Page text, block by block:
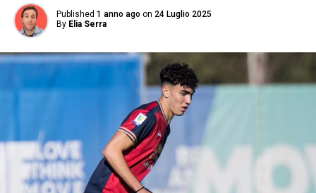
Published 1 anno ago on 24 Luglio 2025
By Elia Serra